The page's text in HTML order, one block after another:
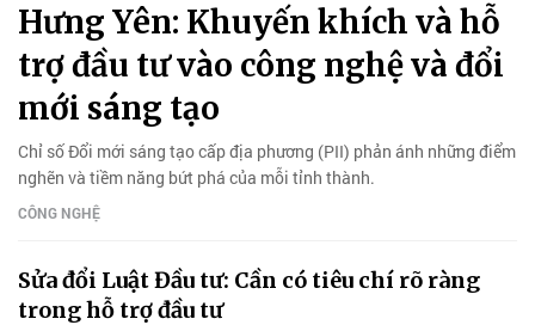
Hưng Yên: Khuyến khích và hỗ
trợ đầu tư vào công nghệ và đổi
mới sáng tạo
Chỉ số Đổi mới sáng tạo cấp địa phương (PII) phản ánh những điểm
nghẽn và tiềm năng bứt phá của mỗi tỉnh thành.
CÔNG NGHỆ
Sửa đổi Luật Đầu tư: Cần có tiêu chí rõ ràng
trong hỗ trợ đầu tư